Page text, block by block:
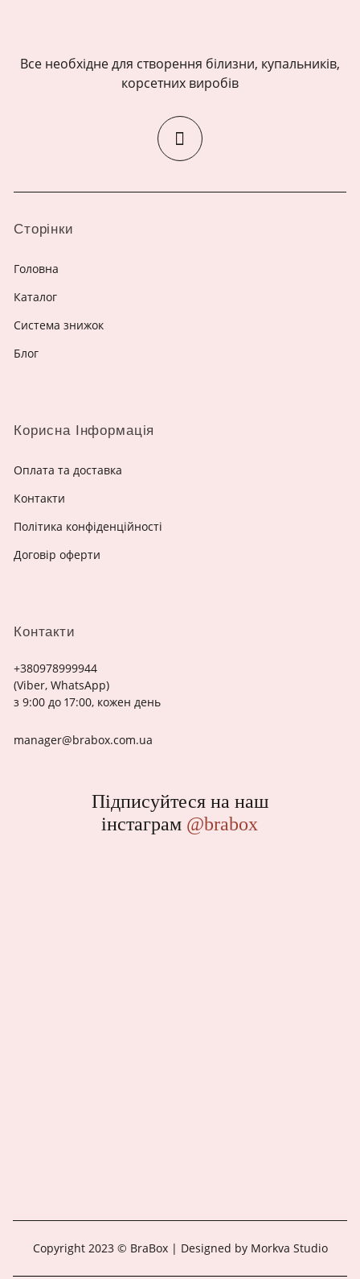
Все необхідне для створення білизни, купальників,
корсетних виробів
Контакти
+380978999944
(Viber, WhatsApp)
з 9:00 до 17:00, кожен день
manager@brabox.com.ua
Сторінки
Головна
Каталог
Система знижок
Блог
Корисна Інформація
Оплата та доставка
Контакти
Політика конфіденційності
Договір оферти
Підписуйтеся на наш
інстаграм @brabox
Copyright 2023 © BraBox | Designed by Morkva Studio